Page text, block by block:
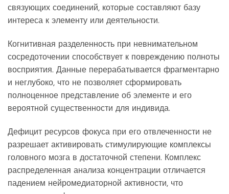
связующих соединений, которые составляют базу
интереса к элементу или деятельности.
Когнитивная разделенность при невнимательном
сосредоточении способствует к повреждению полноты
восприятия. Данные перерабатывается фрагментарно
и неглубоко, что не позволяет сформировать
полноценное представление об элементе и его
вероятной существенности для индивида.
Дефицит ресурсов фокуса при его отвлеченности не
разрешает активировать стимулирующие комплексы
головного мозга в достаточной степени. Комплекс
распределенная анализа концентрации отличается
падением нейромедиаторной активности, что